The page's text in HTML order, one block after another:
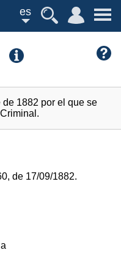
es
1882 por el que se
de 17/09/1882.